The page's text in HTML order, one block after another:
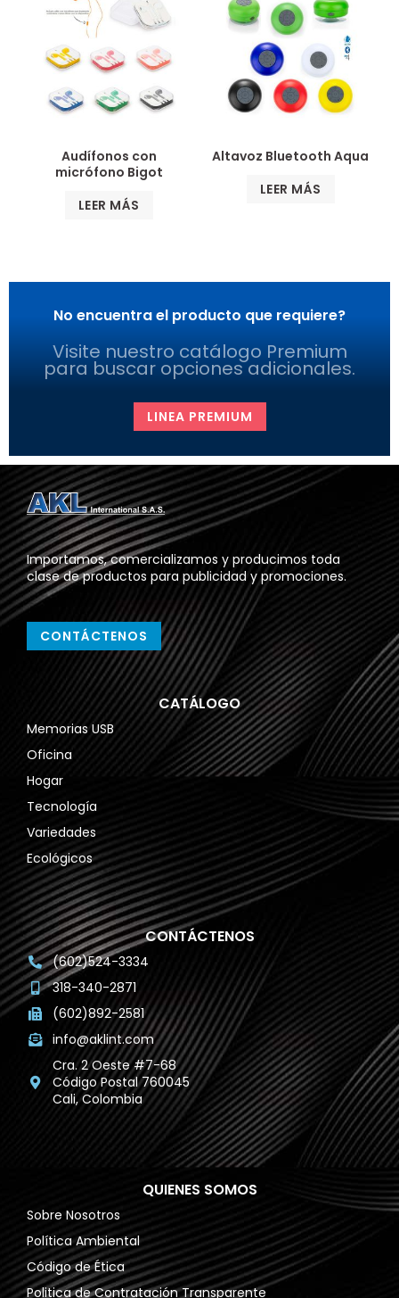
Audífonos con
micrófono Bigot
LEER MÁS
Altavoz Bluetooth Aqua
LEER MÁS
No encuentra el producto que requiere?
Visite nuestro catálogo Premium
para buscar opciones adicionales.
LINEA PREMIUM
Importamos, comercializamos y producimos toda
clase de productos para publicidad y promociones.
CONTÁCTENOS
CATÁLOGO
Memorias USB
Oficina
Hogar
Tecnología
Variedades
Ecológicos
CONTÁCTENOS
(602)524-3334
318-340-2871
(602)892-2581
info@aklint.com
Cra. 2 Oeste #7-68
Código Postal 760045
Cali, Colombia
QUIENES SOMOS
Sobre Nosotros
Política Ambiental
Código de Ética
Politica de Contratación Transparente